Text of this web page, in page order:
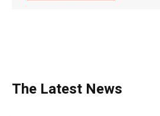
The Latest News